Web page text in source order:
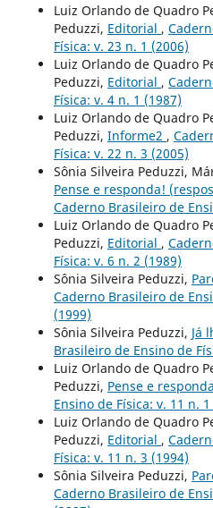
Luiz Orlando de Quadro
Peduzzi, Editorial ,
Física: v. 23 n. 1 (2006)
Luiz Orlando de Quadro
Peduzzi, Editorial ,
Física: v. 4 n. 1 (1987)
Luiz Orlando de Quadro
Peduzzi, Informe2 ,
Física: v. 22 n. 3 (2005)
Sônia Silveira Peduzzi,
Pense e responda!
Caderno Brasileiro de
Luiz Orlando de Quadro
Peduzzi, Editorial ,
Física: v. 6 n. 2 (1989)
Sônia Silveira Peduzzi,
Caderno Brasileiro de
(1999)
Sônia Silveira Peduzzi, Já
Brasileiro de Ensino de
Luiz Orlando de Quadro
Peduzzi, Pense e
Ensino de Física: v. 11 n.
Luiz Orlando de Quadro
Peduzzi, Editorial ,
Física: v. 11 n. 3 (1994)
Sônia Silveira Peduzzi,
Caderno Brasileiro de